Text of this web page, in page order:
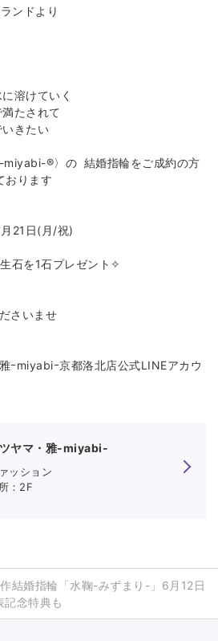
ンドより
溶けていく
たされて
きたい
miyabi-®〉の 結婚指輪をご成約の方
おります
21日(月/祝)
石を1石プレゼント✧
さいませ
ｰmiyabiｰ京都洛北店公式LINEアカウ
宝石・時計 松山 洛北阪急スクエ
ヤマ・雅-miyabi-
ッション
2F
結婚指輪「水鞠-みずまり-」6月12日
念特典も